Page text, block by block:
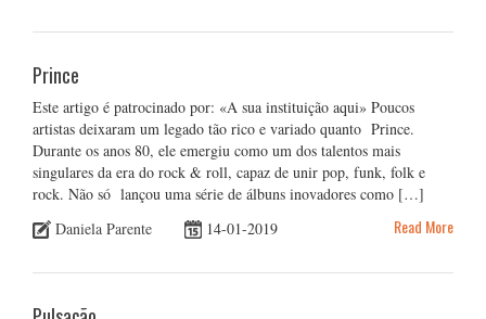
Prince
Este artigo é patrocinado por: «A sua instituição aqui» Poucos
artistas deixaram um legado tão rico e variado quanto Prince.
Durante os anos 80, ele emergiu como um dos talentos mais
singulares da era do rock & roll, capaz de unir pop, funk, folk e
rock. Não só lançou uma série de álbuns inovadores como […]
Daniela Parente
14-01-2019 Read More